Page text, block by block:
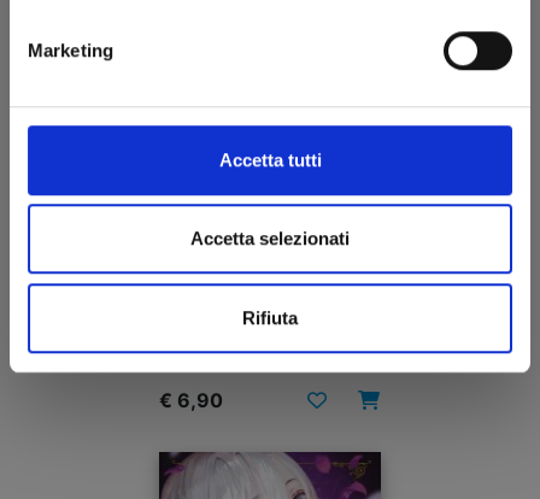
Marketing
Accetta tutti
Accetta selezionati
Rifiuta
€ 6,90